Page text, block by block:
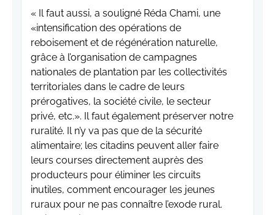
« Il faut aussi, a souligné Réda Chami, une
«intensification des opérations de
reboisement et de régénération naturelle,
grâce à l’organisation de campagnes
nationales de plantation par les collectivités
territoriales dans le cadre de leurs
prérogatives, la société civile, le secteur
privé, etc.». Il faut également préserver notre
ruralité. Il n’y va pas que de la sécurité
alimentaire; les citadins peuvent aller faire
leurs courses directement auprès des
producteurs pour éliminer les circuits
inutiles, comment encourager les jeunes
ruraux pour ne pas connaître l’exode rural.